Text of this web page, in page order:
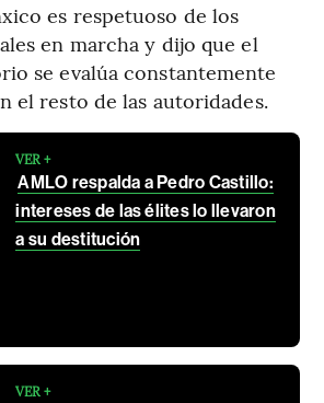
es respetuoso de los
en marcha y dijo que el
se evalúa constantemente
el resto de las autoridades.
VER +
AMLO respalda a Pedro Castillo:
intereses de las élites lo llevaron
a su destitución
VER +